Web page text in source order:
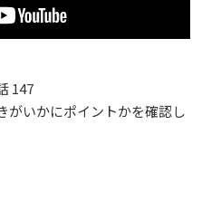
147
がいかにポイントかを確認し